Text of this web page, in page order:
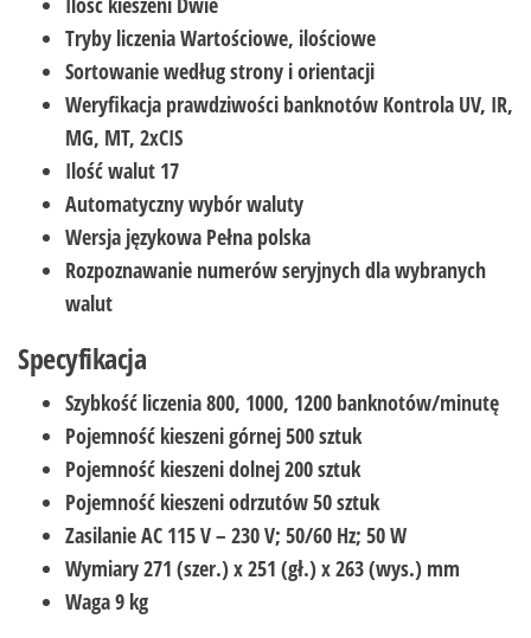
Tryby liczeniaWartościowe, ilościowe
Sortowanie według strony i orientacji
Weryfikacja prawdziwości banknotów Kontrola UV, IR,
MG, MT, 2xCIS
Ilość walut 17
Automatyczny wybór waluty
Wersja językowa Pełna polska
Rozpoznawanie numerów seryjnych dla wybranych
walut
Specyfikacja
Szybkość liczenia800, 1000, 1200 banknotów/minutę
Pojemność kieszeni górnej500 sztuk
Pojemność kieszeni dolnej200 sztuk
Pojemność kieszeni odrzutów50 sztuk
ZasilanieAC 115 V – 230 V; 50/60 Hz; 50 W
Wymiary271 (szer.) x 251 (gł.) x 263 (wys.) mm
Waga9 kg